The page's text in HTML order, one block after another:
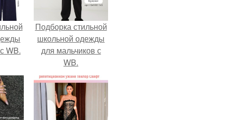
WB.
Подборка стильной
школьной одежды
для мальчиков с
WB.